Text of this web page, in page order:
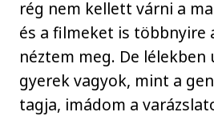
rég nem kellett várni a
és a filmeket is többnyire
néztem meg. De lélekben
gyerek vagyok, mint a
tagja, imádom a